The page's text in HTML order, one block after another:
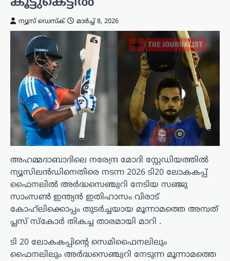
ന്യൂസ് ഡെസ്ക് മാർച്ച്‌ 8, 2026
അഹമ്മദാബാദിലെ നരേന്ദ്ര മോദി സ്റ്റേഡിയത്തിൽ
ന്യൂസിലൻഡിനെതിരെ നടന്ന 2026 ടി20 ലോകകപ്പ്
ഫൈനലിൽ അർദ്ധസെഞ്ച്വറി നേടിയ സഞ്ജു
സാംസൺ ഇന്ത്യൻ ഇതിഹാസം വിരാട്
കോഹ്‌ലിക്കൊപ്പം തുടർച്ചയായ മൂന്നാമത്തെ അമ്പത്
പ്ലസ് സ്കോർ തികച്ച താരമായി മാറി .
ടി 20 ലോകകപ്പിന്റെ സെമിഫൈനലിലും
ഫൈനലിലും അർദ്ധസെഞ്ച്വറി നേടുന്ന മൂന്നാമത്തെ